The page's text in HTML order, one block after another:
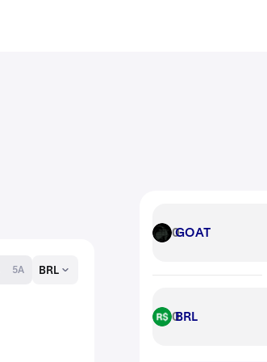
5A BRL
GOAT GOAT
BRL BRL